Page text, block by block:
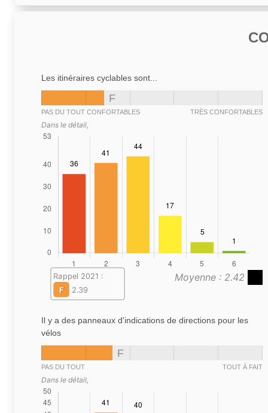
Les itinéraires cyclables sont...
F
PAS DU TOUT CONFORTABLES TRÈS CONFORTABLES
Dans le détail,
Moyenne : 2.42
Rappel 2021 :
F
2.39
Il y a des panneaux d'indications de directions pour les
vélos
F
PAS DU TOUT TOUT À FAIT
Dans le détail,